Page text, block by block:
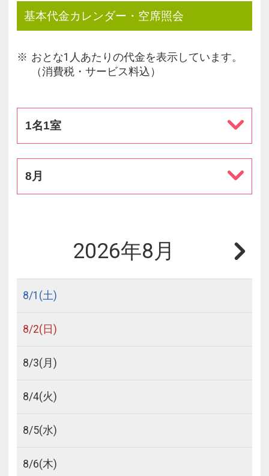
基本代金カレンダー・空席照会
おとな1人あたりの代金を表示しています。
（消費税・サービス料込）
1名1室
8月
2026年8月
8/1 (土)
8/2(日)
8/3(月)
8/4(火)
8/5(水)
8/6(木)